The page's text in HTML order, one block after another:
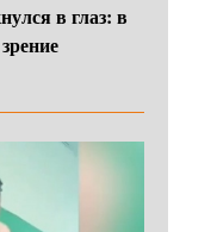
в глаз: в